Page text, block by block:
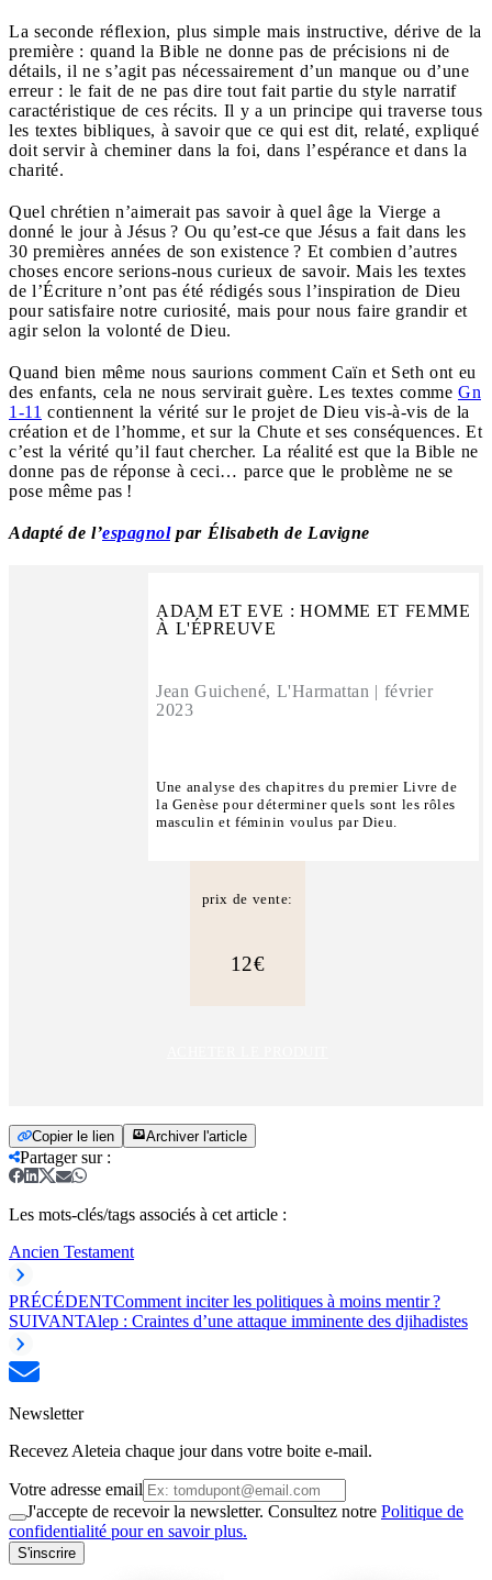
La seconde réflexion, plus simple mais instructive, dérive de la
première : quand la Bible ne donne pas de précisions ni de
détails, il ne s’agit pas nécessairement d’un manque ou d’une
erreur : le fait de ne pas dire tout fait partie du style narratif
caractéristique de ces récits. Il y a un principe qui traverse tous
les textes bibliques, à savoir que ce qui est dit, relaté, expliqué
doit servir à cheminer dans la foi, dans l’espérance et dans la
charité.
Quel chrétien n’aimerait pas savoir à quel âge la Vierge a
donné le jour à Jésus ? Ou qu’est-ce que Jésus a fait dans les
30 premières années de son existence ? Et combien d’autres
choses encore serions-nous curieux de savoir. Mais les textes
de l’Écriture n’ont pas été rédigés sous l’inspiration de Dieu
pour satisfaire notre curiosité, mais pour nous faire grandir et
agir selon la volonté de Dieu.
Quand bien même nous saurions comment Caïn et Seth ont eu
des enfants, cela ne nous servirait guère. Les textes comme Gn
1-11 contiennent la vérité sur le projet de Dieu vis-à-vis de la
création et de l’homme, et sur la Chute et ses conséquences. Et
c’est la vérité qu’il faut chercher. La réalité est que la Bible ne
donne pas de réponse à ceci… parce que le problème ne se
pose même pas !
Adapté de l’espagnolpar Élisabeth de Lavigne
ADAM ET EVE : HOMME ET FEMME
À L'ÉPREUVE
Jean Guichené, L'Harmattan | février
2023
Une analyse des chapitres du premier Livre de
la Genèse pour déterminer quels sont les rôles
masculin et féminin voulus par Dieu.
prix de vente:
12€
Copier le lien Archiver l'article
Partager sur:
Les mots-clés/tags associés à cet article :
Ancien Testament
PRÉCÉDENTComment inciter les politiques à moins mentir ?
SUIVANTAlep : Craintes d’une attaque imminente des djihadistes
Newsletter
Recevez Aleteia chaque jour dans votre boite e-mail.
Votre adresse email
J'accepte de recevoir la newsletter. Consultez notre Politique de
confidentialité pour en savoir plus.
S'inscrire